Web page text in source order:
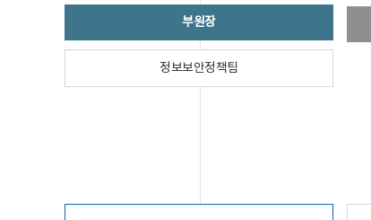
부원장
정보보안정책팀